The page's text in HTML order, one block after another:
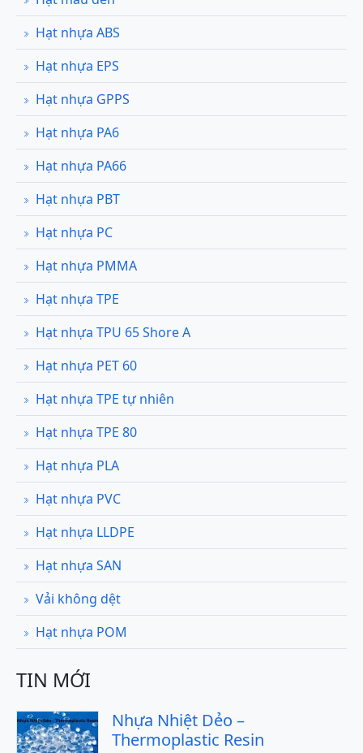
Hạt nhựa ABS
Hạt nhựa EPS
Hạt nhựa GPPS
Hạt nhựa PA6
Hạt nhựa PA66
Hạt nhựa PBT
Hạt nhựa PC
Hạt nhựa PMMA
Hạt nhựa TPE
Hạt nhựa TPU 65 Shore A
Hạt nhựa PET 60
Hạt nhựa TPE tự nhiên
Hạt nhựa TPE 80
Hạt nhựa PLA
Hạt nhựa PVC
Hạt nhựa LLDPE
Hạt nhựa SAN
Vải không dệt
Hạt nhựa POM
TIN MỚI
Nhựa Nhiệt Dẻo –
Thermoplastic Resin